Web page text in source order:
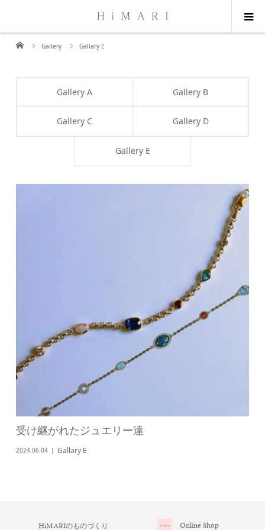
Gallery Gallary E
Gallery A Gallery B
Gallery C Gallery D
Gallery E
受け継がれたジュエリー達
2024.06.04 Gallary E
HiMARIのものづくり Online Shop